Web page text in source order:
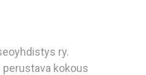
ry.
kokous